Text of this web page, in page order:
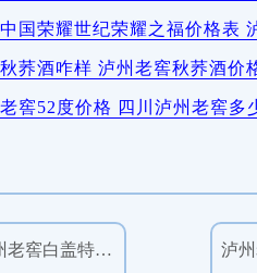
国荣耀世纪荣耀之福价格表
荞酒咋样 泸州老窖秋荞酒价
窖52度价格 四川泸州老窖多
1995年泸州老窖白盖特曲52度白酒500ml